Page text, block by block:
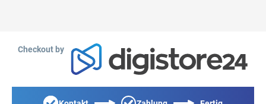
Checkout by